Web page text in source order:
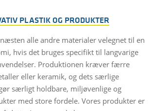
PLASTIK OG PRODUKTER
alle andre materialer velegnet til en
hvis det bruges specifikt til langvarige
Produktionen kræver færre
eller keramik, og dets særlige
særligt holdbare, miljøvenlige og
med store fordele. Vores produkter er